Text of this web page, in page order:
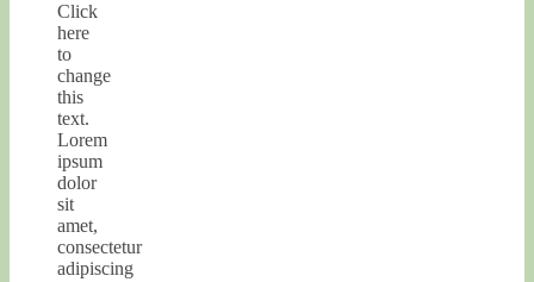
Click
here
to
change
this
text.
Lorem
ipsum
dolor
sit
amet,
consectetur
adipiscing